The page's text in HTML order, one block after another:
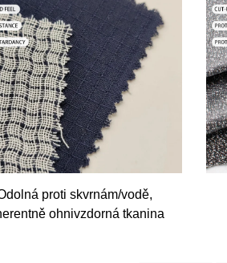
proti skvrnám/vodě,
ohnivzdorná tkanina